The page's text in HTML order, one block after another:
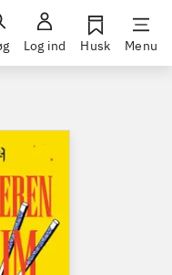
Log ind Husk Menu